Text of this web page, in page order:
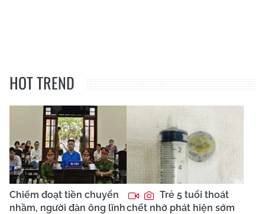
HOT TREND
Chiếm đoạt tiền chuyển
nhầm, người đàn ông lĩnh
Trẻ 5 tuổi thoát
chết nhờ phát hiện sớm